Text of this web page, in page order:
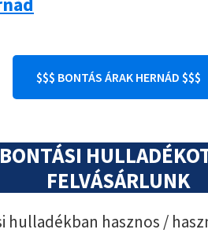
$$$ BONTÁS ÁRAK HERNÁD $$$
FELVÁSÁRLUNK
hulladékban hasznos /